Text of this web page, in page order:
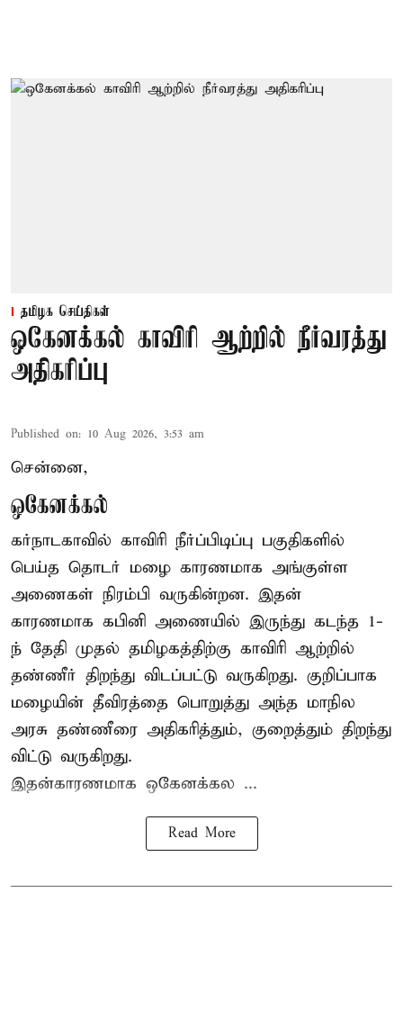
தமிழக செய்திகள்
ஒகேனக்கல் காவிரி ஆற்றில் நீர்வரத்து
அதிகரிப்பு
Published on: 10 Aug 2026, 3:53 am
சென்னை,
ஒகேனக்கல்
கர்நாடகாவில் காவிரி நீர்ப்பிடிப்பு பகுதிகளில்
பெய்த தொடர் மழை காரணமாக அங்குள்ள
அணைகள் நிரம்பி வருகின்றன. இதன்
காரணமாக கபினி அணையில் இருந்து கடந்த 1-
ந் தேதி முதல் தமிழகத்திற்கு காவிரி ஆற்றில்
தண்ணீர் திறந்து விடப்பட்டு வருகிறது. குறிப்பாக
மழையின் தீவிரத்தை பொறுத்து அந்த மாநில
அரசு தண்ணீரை அதிகரித்தும், குறைத்தும் திறந்து
விட்டு வருகிறது.
இதன்காரணமாக ஒகேனக்கல ...
Read More